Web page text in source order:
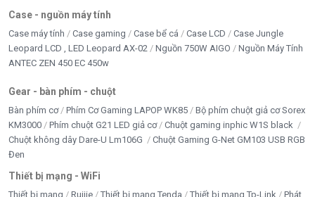
Case - nguồn máy tính
Case máy tính Case gaming Case bể cá Case LCD
Case Jungle
Leopard LCD , LED Leopard AX-02
Nguồn 750W AIGO
Nguồn Máy Tính
ANTEC ZEN 450 EC 450w
Gear - bàn phím - chuột
Bàn phím cơ Phím Cơ Gaming LAPOP WK85
Bộ phím chuột giả cơ Sorex
KM3000
Phím chuột G21 LED giả cơ
Chuột gaming inphic W1S black
Chuột không dây Dare-U Lm106G
Chuột Gaming G-Net GM103 USB RGB
Đen
Thiết bị mạng - WiFi
Thiết bị mạng Ruijie Thiết bị mạng Tenda Thiết bị mạng Tp-Link
Phát